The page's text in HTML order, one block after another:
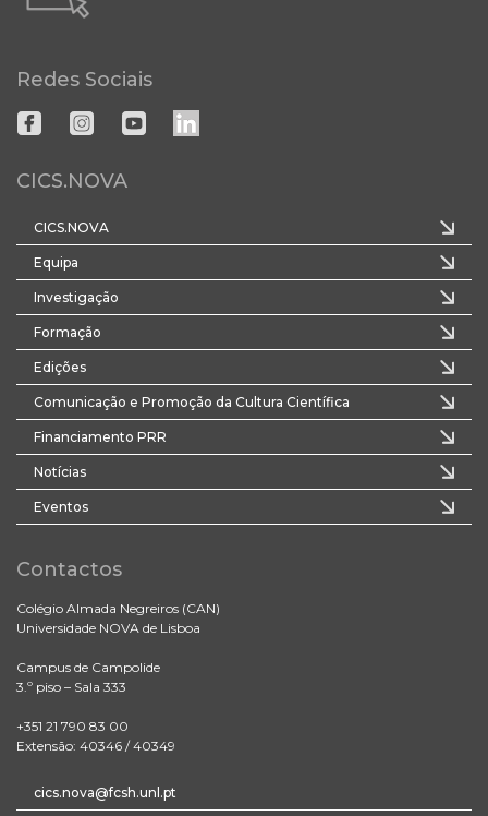
Redes Sociais
CICS.NOVA
CICS.NOVA
Equipa
Investigação
Formação
Edições
Comunicação e Promoção da Cultura Científica
Financiamento PRR
Notícias
Eventos
Contactos
Colégio Almada Negreiros (CAN)
Universidade NOVA de Lisboa
Campus de Campolide
3.º piso – Sala 333
+351 21 790 83 00
Extensão: 40346 / 40349
cics.nova@fcsh.unl.pt